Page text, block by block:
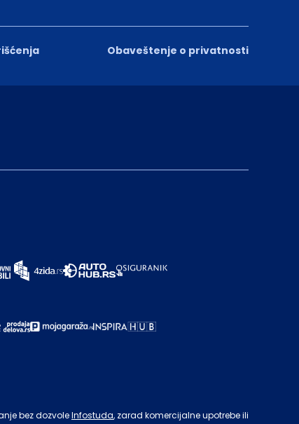
Obaveštenje o privatnosti
bez dozvoleInfostuda, zarad komercijalne upotrebe ili